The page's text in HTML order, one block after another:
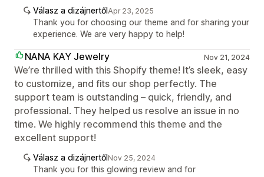
Válasz a dizájnertőlApr 23, 2025
Thank you for choosing our theme and for sharing your
experience. We are very happy to help!
NANA KAY Jewelry Nov 21, 2024
We’re thrilled with this Shopify theme! It’s sleek, easy
to customize, and fits our shop perfectly. The
support team is outstanding – quick, friendly, and
professional. They helped us resolve an issue in no
time. We highly recommend this theme and the
excellent support!
Válasz a dizájnertőlNov 25, 2024
Thank you for this glowing review and for